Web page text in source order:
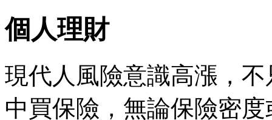
個人理財
現代人風險意識高漲，
中買保險，無論保險密